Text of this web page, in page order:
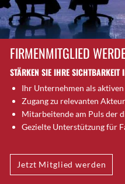
Bäretswil
Bülach
Cazis
Cham
Chur
Crissier
Davos Platz
Dietikon
Dietlikon
FIRMENMITGLIED
STÄRKEN SIE IHRE SICHTBARKEIT
Ihr Unternehmen als
Zugang zu relevanten
Mitarbeitende am Puls der
Gezielte Unterstützung für
Jetzt Mitglied werden